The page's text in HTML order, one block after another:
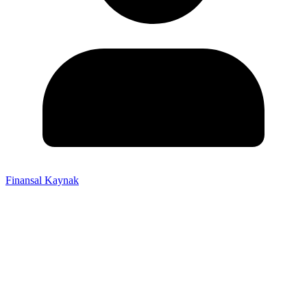
Finansal Kaynak